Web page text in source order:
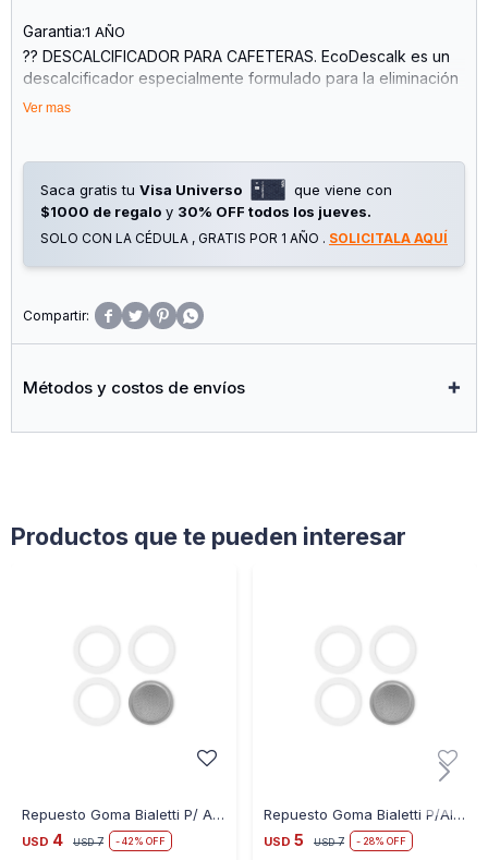
Garantia:1 AÑO
?? DESCALCIFICADOR PARA CAFETERAS. EcoDescalk es un
descalcificador especialmente formulado para la eliminación
de cal en todo tipo de máquinas de café, ya sean expreso,
¡Cafeteras como nuevas todos los días!
?? DESCALCIFICADOR ECOLÓGICO. La calidad de EcoDescalk
está avalada por el CAAE, entidad europea especializada en
planeta, en EcoDescalk apostamos por una filosofía verde
respetuosos con el cuidado y protección del medio
ambiente.
? MÚLTIPLES BENEFICIOS. EcoDescalk se posiciona como la
saludable y seguro para toda la familia. Si tu cafetera sigue
un proceso de descalcificación específico, por favor, revisa
las instrucciones del fabricante indicadas en el manual o en
su sitio web.
Ver mas
Saca gratis tu Visa Universo
que viene con
$1000 de regalo y 30% OFF todos los jueves.
SOLO CON LA CÉDULA , GRATIS POR 1 AÑO . SOLICITALA AQUÍ
   
Métodos y costos de envíos
Productos que te pueden interesar
Repuesto Goma Bialetti P/ Aluminio 1 Pocillo
USD 4 USD 7 42
Repuesto Goma Bialetti P/Aluminio 2 Pocillos
USD 5 USD 7 28